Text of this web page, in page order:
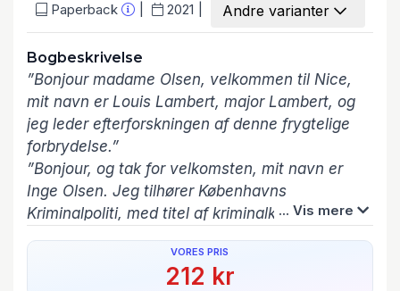
Paperback 2021 Andre varianter
Bogbeskrivelse
”Bonjour madame Olsen, velkommen til Nice,
mit navn er Louis Lambert, major Lambert, og
jeg leder efterforskningen af denne frygtelige
forbrydelse.”
”Bonjour, og tak for velkomsten, mit navn er
Inge Olsen. Jeg tilhører Københavns
Kriminalpoliti, med titel af kriminalkommissær.”
”Jeg håber, De har haft en behagelig rejse
madame Olsen. Vi vil køre Dem til Deres hotel
nu, og jeg vil hente Dem der klokken 14,
... Vis mere
VORES PRIS
212 kr